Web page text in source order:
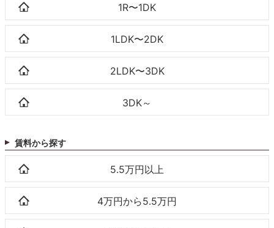
1R〜1DK
1LDK〜2DK
2LDK〜3DK
3DK～
賃料から探す
5.5万円以上
4万円から5.5万円